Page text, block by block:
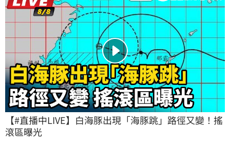
【#直播中LIVE】白海豚出現「海豚跳」路徑又變！搖
滾區曝光